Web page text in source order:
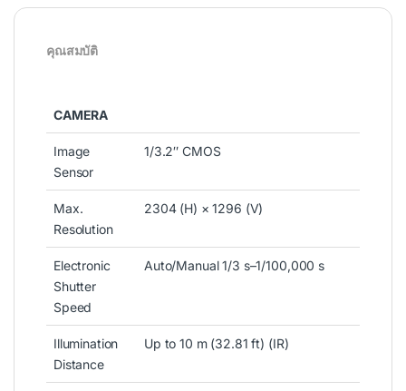
คุณสมบัติ
CAMERA
Image
Sensor
1/3.2″ CMOS
Max.
Resolution
2304 (H) × 1296 (V)
Electronic
Shutter
Speed
Auto/Manual 1/3 s–1/100,000 s
Illumination
Distance
Up to 10 m (32.81 ft) (IR)